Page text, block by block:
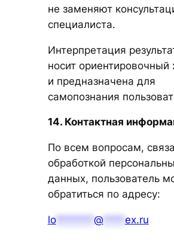
не заменяют
специалиста.
Интерпретация
носит ориентировочный
и предназначена для
самопознания
14. Контактная
По всем вопросам,
обработкой
данных, пользователь
обратиться по адресу:
lo******* @ ex.ru